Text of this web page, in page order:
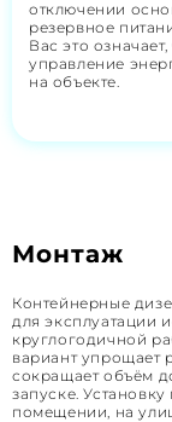
отключении
резервное
Вас это
управление
на объекте.
Монтаж
Контейнерные
для эксплуатации
круглогодичной
вариант упрощает
сокращает объём
запуске.
помещении, на